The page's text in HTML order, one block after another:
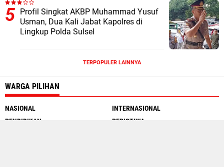
Profil Singkat AKBP Muhammad Yusuf
Usman, Dua Kali Jabat Kapolres di
Lingkup Polda Sulsel
TERPOPULER LAINNYA
WARGA PILIHAN
NASIONAL
INTERNASIONAL
PENDIDIKAN
PERISTIWA